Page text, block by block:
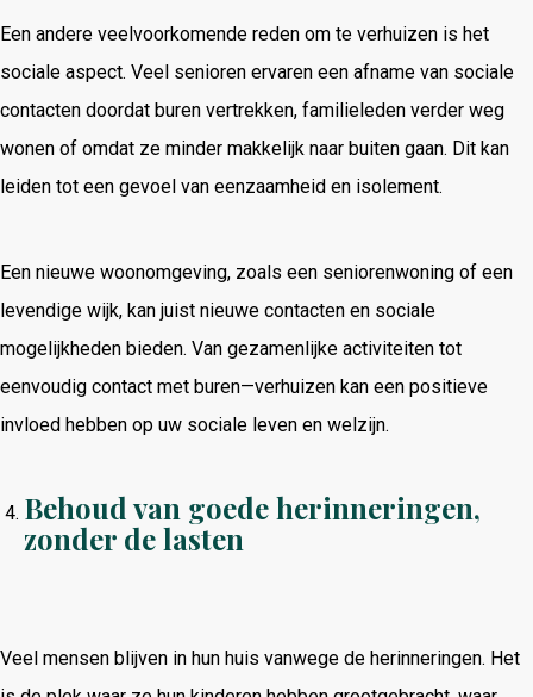
Een andere veelvoorkomende reden om te verhuizen is het
sociale aspect. Veel senioren ervaren een afname van sociale
contacten doordat buren vertrekken, familieleden verder weg
wonen of omdat ze minder makkelijk naar buiten gaan. Dit kan
leiden tot een gevoel van eenzaamheid en isolement.
Een nieuwe woonomgeving, zoals een seniorenwoning of een
levendige wijk, kan juist nieuwe contacten en sociale
mogelijkheden bieden. Van gezamenlijke activiteiten tot
eenvoudig contact met buren—verhuizen kan een positieve
invloed hebben op uw sociale leven en welzijn.
Behoud van goede herinneringen,
zonder de lasten
Veel mensen blijven in hun huis vanwege de herinneringen. Het